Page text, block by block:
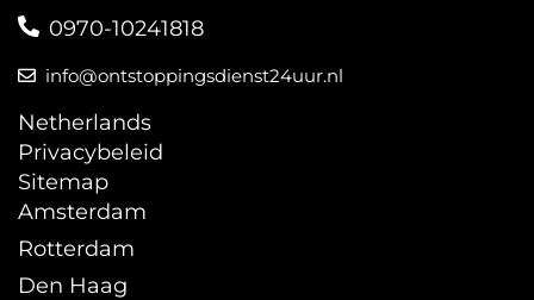
0970-10241818
info@ontstoppingsdienst24uur.nl
Netherlands
Privacybeleid
Sitemap
Amsterdam
Rotterdam
Den Haag